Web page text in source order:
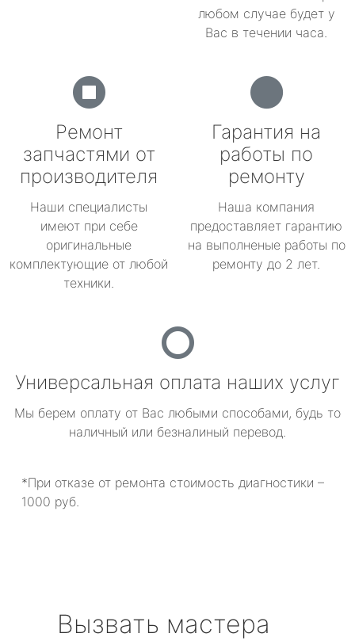
любом случае будет у
Вас в течении часа.
Ремонт
запчастями от
производителя
Наши специалисты
имеют при себе
оригинальные
комплектующие от любой
техники.
Гарантия на
работы по
ремонту
Наша компания
предоставляет гарантию
на выполненые работы по
ремонту до 2 лет.
Универсальная оплата наших услуг
Мы берем оплату от Вас любыми способами, будь то
наличный или безналиный перевод.
*При отказе от ремонта стоимость диагностики –
1000 руб.
Вызвать мастера